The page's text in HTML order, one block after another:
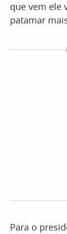
que vem ele
patamar
Para o